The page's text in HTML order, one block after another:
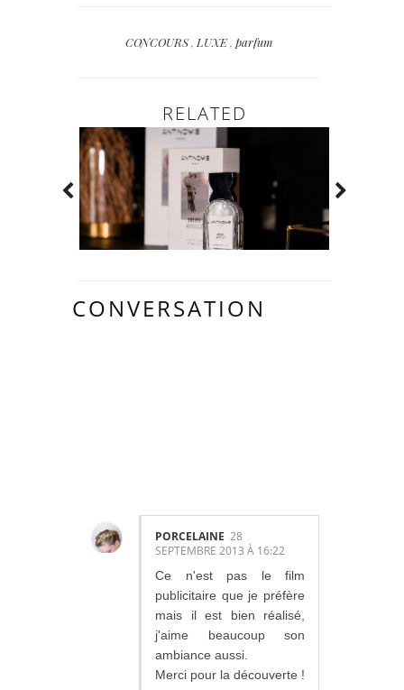
CONCOURS, LUXE, parfum
RELATED
CONVERSATION
PORCELAINE 28
SEPTEMBRE 2013 À 16:22
Ce n'est pas le film
publicitaire que je préfère
mais il est bien réalisé,
j'aime beaucoup son
ambiance aussi.
Merci pour la découverte !